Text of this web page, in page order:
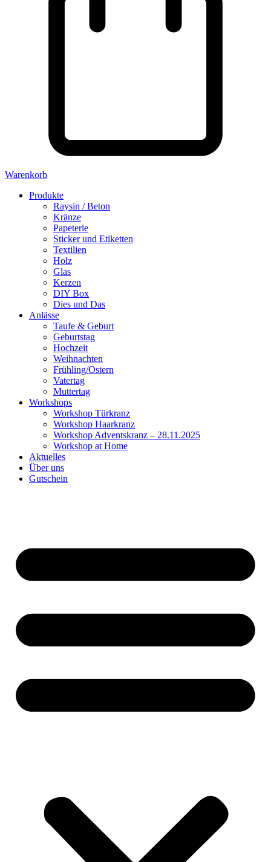
Warenkorb
Produkte
Raysin / Beton
Kränze
Papeterie
Sticker und Etiketten
Textilien
Holz
Glas
Kerzen
DIY Box
Dies und Das
Anlässe
Taufe & Geburt
Geburtstag
Hochzeit
Weihnachten
Frühling/Ostern
Vatertag
Muttertag
Workshops
Workshop Türkranz
Workshop Haarkranz
Workshop Adventskranz – 28.11.2025
Workshop at Home
Aktuelles
Über uns
Gutschein